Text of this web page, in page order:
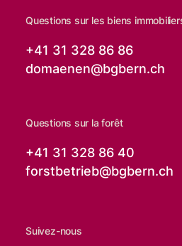
Questions sur les biens
+41 31 328 86 86
domaenen@bgbern.ch
Questions sur la forêt
+41 31 328 86 40
forstbetrieb@bgbern.ch
Suivez-nous